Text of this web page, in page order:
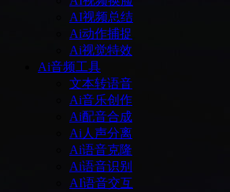
AI视频总结
Ai动作捕捉
Ai视觉特效
Ai音频工具
文本转语音
Ai音乐创作
Ai配音合成
Ai人声分离
Ai语音克隆
Ai语音识别
AI语音交互